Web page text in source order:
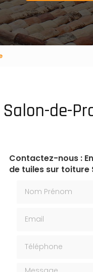
de-
Contactez-nous :
de tuiles sur
Message